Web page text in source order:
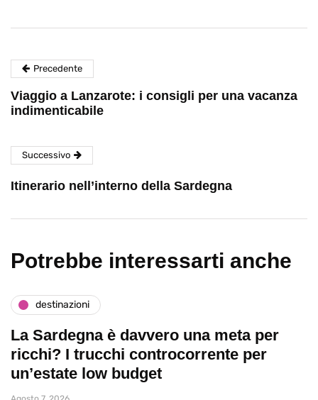
Precedente
Viaggio a Lanzarote: i consigli per una vacanza
indimenticabile
Successivo
Itinerario nell’interno della Sardegna
Potrebbe interessarti anche
destinazioni
La Sardegna è davvero una meta per
ricchi? I trucchi controcorrente per
un’estate low budget